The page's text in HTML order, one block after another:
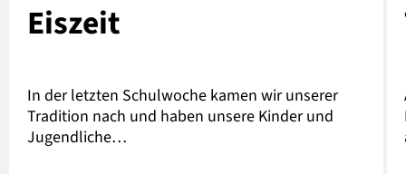
Eiszeit
In der letzten Schulwoche kamen wir unserer
Tradition nach und haben unsere Kinder und
Jugendliche…